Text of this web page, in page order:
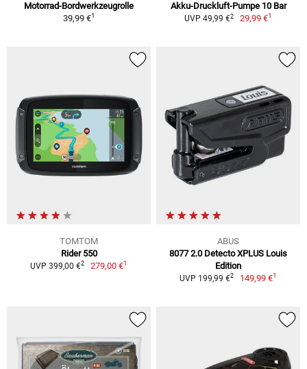
Motorrad-Bordwerkzeugrolle
39,99 €1
Akku-Druckluft-Pumpe 10 Bar
UVP 49,99 €2 29,99 €1
TOMTOM
Rider 550
UVP 399,00 €2 279,00 €1
ABUS
8077 2.0 Detecto XPLUS Louis
Edition
UVP 199,99 €2 149,99 €1